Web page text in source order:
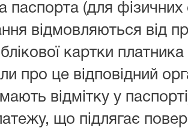
паспорта (для фізичних
відмовляються від
картки платника
про це відповідний
відмітку у
що підлягає